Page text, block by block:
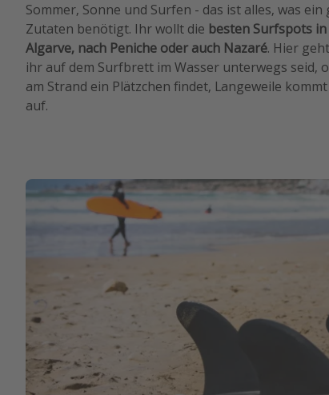
Sommer, Sonne und Surfen - das ist alles, was
Zutaten benötigt. Ihr wollt die besten Surfspots
Algarve, nach Peniche oder auch Nazaré. Hier
ihr auf dem Surfbrett im Wasser unterwegs seid,
am Strand ein Plätzchen findet, Langeweile
auf.